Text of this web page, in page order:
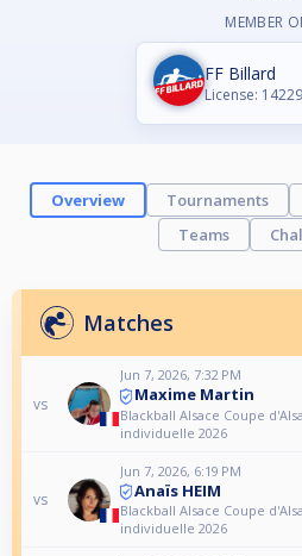
MEMBER
FF Billard
License:
Overview Tournaments
Teams
Matches
vs
Jun 7, 2026, 7:32 PM
Maxime Martin
Blackball Alsace Coupe
individuelle 2026
vs
Jun 7, 2026, 6:19 PM
Anaïs HEIM
Blackball Alsace Coupe
individuelle 2026